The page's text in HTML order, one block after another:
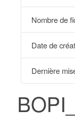
Nombre de
Date de
Dernière